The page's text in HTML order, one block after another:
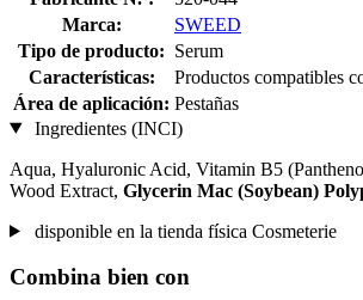
Marca:
SWEED
Tipo de producto: Serum
Características:
Productos compatibles
Área de aplicación: Pestañas
Ingredientes (INCI)
Aqua, Hyaluronic Acid, Vitamin B5
Wood Extract, Glycerin Mac (Soybean)
disponible en la tienda física Cosmeterie
Combina bien con